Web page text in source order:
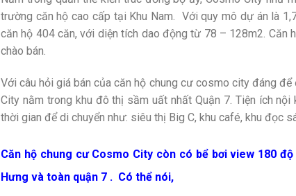
trường căn hộ cao cấp tại Khu Nam. Với quy mô dự án là
căn hộ 404 căn, với diện tích dao động từ 78 – 128m2. Căn
chào bán.
Với câu hỏi giá bán của căn hộ chung cư cosmo city đáng
City nằm trong khu đô thị sầm uất nhất Quận 7. Tiện ích
thời gian để di chuyển như: siêu thị Big C, khu café, khu đọc
Căn hộ chung cư Cosmo City còn có bể bơi view 180
Hưng và toàn quận 7 . Có thể nói,